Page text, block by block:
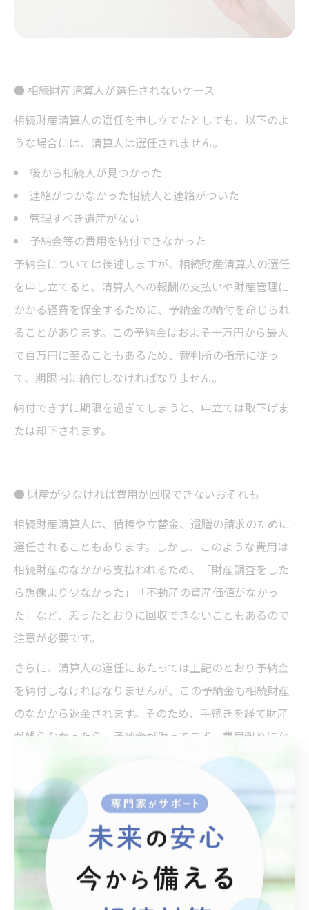
● 相続財産清算人が選任されないケース
相続財産清算人の選任を申し立てたとしても、以下のよ
うな場合には、清算人は選任されません。
後から相続人が見つかった
連絡がつかなかった相続人と連絡がついた
管理すべき遺産がない
予納金等の費用を納付できなかった
予納金については後述しますが、相続財産清算人の選任
を申し立てると、清算人への報酬の支払いや財産管理に
かかる経費を保全するために、予納金の納付を命じられ
ることがあります。この予納金はおよそ十万円から最大
で百万円に至ることもあるため、裁判所の指示に従っ
て、期限内に納付しなければなりません。
納付できずに期限を過ぎてしまうと、申立ては取下げま
たは却下されます。
● 財産が少なければ費用が回収できないおそれも
相続財産清算人は、債権や立替金、遺贈の請求のために
選任されることもあります。しかし、このような費用は
相続財産のなかから支払われるため、「財産調査をした
ら想像より少なかった」「不動産の資産価値がなかっ
た」など、思ったとおりに回収できないこともあるので
注意が必要です。
さらに、清算人の選任にあたっては上記のとおり予納金
を納付しなければなりませんが、この予納金も相続財産
のなかから返金されます。そのため、手続きを経て財産
が残らなかったら、予納金が返ってこず、費用倒れにな
このように、相続財産清算人選任申立ての際には、費用
と得られるメリットを事前によく比較検討する必要があ
るのです。